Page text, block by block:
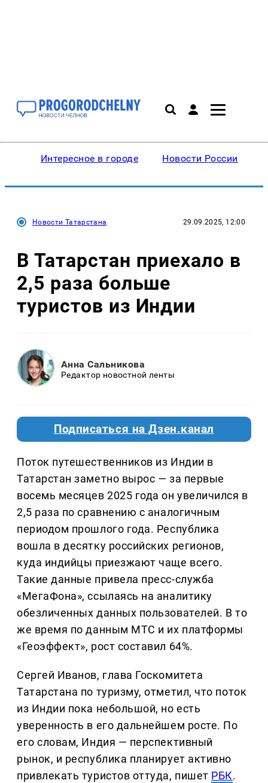
Интересное в городе Новости России
Новости Татарстана 29.09.2025, 12:00
В Татарстан приехало в
2,5 раза больше
туристов из Индии
Анна Сальникова
Редактор новостной ленты
Подписаться на Дзен.канал
Поток путешественников из Индии в
Татарстан заметно вырос — за первые
восемь месяцев 2025 года он увеличился в
2,5 раза по сравнению с аналогичным
периодом прошлого года. Республика
вошла в десятку российских регионов,
куда индийцы приезжают чаще всего.
Такие данные привела пресс-служба
«МегаФона», ссылаясь на аналитику
обезличенных данных пользователей. В то
же время по данным МТС и их платформы
«Геоэффект», рост составил 64%.
Сергей Иванов, глава Госкомитета
Татарстана по туризму, отметил, что поток
из Индии пока небольшой, но есть
уверенность в его дальнейшем росте. По
его словам, Индия — перспективный
рынок, и республика планирует активно
привлекать туристов оттуда, пишет РБК.